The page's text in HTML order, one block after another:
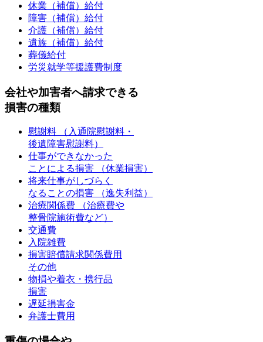
休業（補償）給付
障害（補償）給付
介護（補償）給付
遺族（補償）給付
葬儀給付
労災就学等援護費制度
会社や加害者へ請求できる
損害の種類
慰謝料
（入通院慰謝料・
後遺障害慰謝料）
仕事ができなかった
ことによる損害
（休業損害）
将来仕事がしづらく
なることの損害
（逸失利益）
治療関係費
（治療費や
整骨院施術費など）
交通費
入院雑費
損害賠償請求関係費用
その他
物損や着衣・携行品
損害
遅延損害金
弁護士費用